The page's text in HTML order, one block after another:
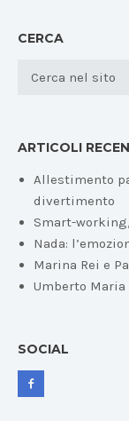
CERCA
ARTICOLI
Allestimento
divertimento
Smart-
Nada:
Marina Rei e
Umberto
SOCIAL